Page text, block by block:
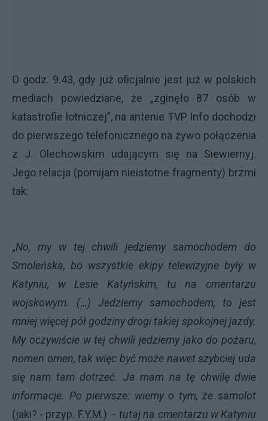
O godz. 9.43, gdy już oficjalnie jest już w polskich
mediach powiedziane, że „zginęło 87 osób w
katastrofie lotniczej”, na antenie TVP Info dochodzi
do pierwszego telefonicznego na żywo połączenia
z J. Olechowskim udającym się na Siewiernyj.
Jego relacja (pomijam nieistotne fragmenty) brzmi
tak:
„No, my w tej chwili jedziemy samochodem do
Smoleńska, bo wszystkie ekipy telewizyjne były w
Katyniu, w Lesie Katyńskim, tu na cmentarzu
wojskowym. (…) Jedziemy samochodem, to jest
mniej więcej pół godziny drogi takiej spokojnej jazdy.
My oczywiście w tej chwili jedziemy jako do pożaru,
nomen omen, tak więc być może nawet szybciej uda
się nam tam dotrzeć. Ja mam na tę chwilę dwie
informacje. Po pierwsze: wiemy o tym, że samolot
(jaki? - przyp. F.Y.M.) – tutaj na cmentarzu w Katyniu